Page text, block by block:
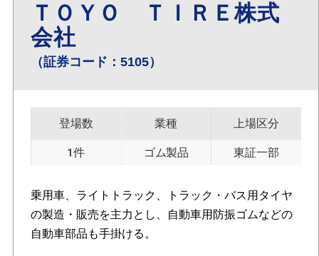
ＴＯＹＯ ＴＩＲＥ株式
会社
（証券コード：5105）
登場数
1件
業種
ゴム製品
上場区分
東証一部
乗用車、ライトトラック、トラック・バス用タイヤ
の製造・販売を主力とし、自動車用防振ゴムなどの
自動車部品も手掛ける。